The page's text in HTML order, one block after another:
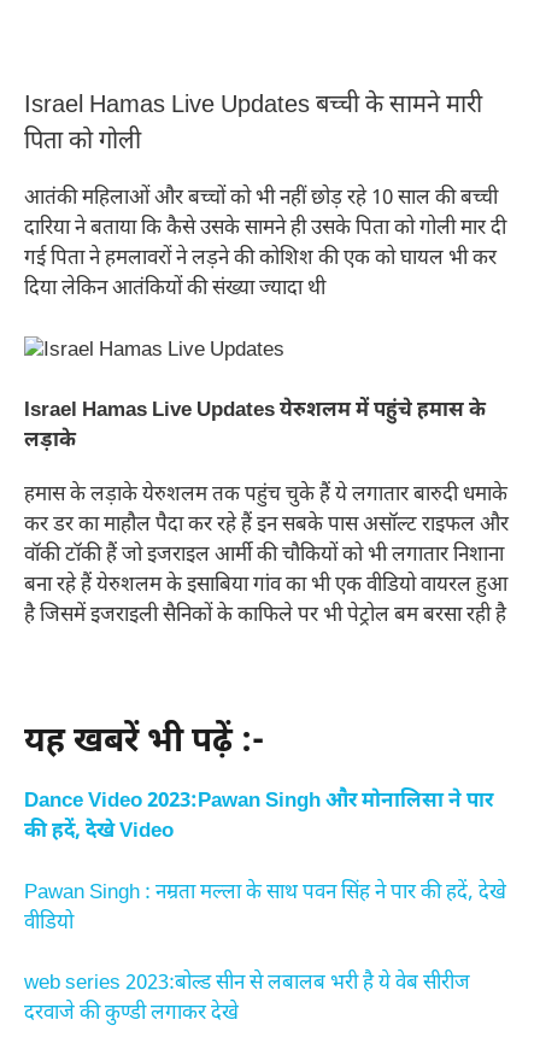
Israel Hamas Live Updates बच्ची के सामने मारी
पिता को गोली
आतंकी महिलाओं और बच्चों को भी नहीं छोड़ रहे 10 साल की बच्ची
दारिया ने बताया कि कैसे उसके सामने ही उसके पिता को गोली मार दी
गई पिता ने हमलावरों ने लड़ने की कोशिश की एक को घायल भी कर
दिया लेकिन आतंकियों की संख्या ज्यादा थी
Israel Hamas Live Updates येरुशलम में पहुंचे हमास के
लड़ाके
हमास के लड़ाके येरुशलम तक पहुंच चुके हैं ये लगातार बारुदी धमाके
कर डर का माहौल पैदा कर रहे हैं इन सबके पास असॉल्ट राइफल और
वॉकी टॉकी हैं जो इजराइल आर्मी की चौकियों को भी लगातार निशाना
बना रहे हैं येरुशलम के इसाबिया गांव का भी एक वीडियो वायरल हुआ
है जिसमें इजराइली सैनिकों के काफिले पर भी पेट्रोल बम बरसा रही है
यह खबरें भी पढ़ें :-
Dance Video 2023:Pawan Singh और मोनालिसा ने पार
की हदें, देखे Video
Pawan Singh : नम्रता मल्ला के साथ पवन सिंह ने पार की हदें, देखे
वीडियो
web series 2023:बोल्ड सीन से लबालब भरी है ये वेब सीरीज
दरवाजे की कुण्डी लगाकर देखे